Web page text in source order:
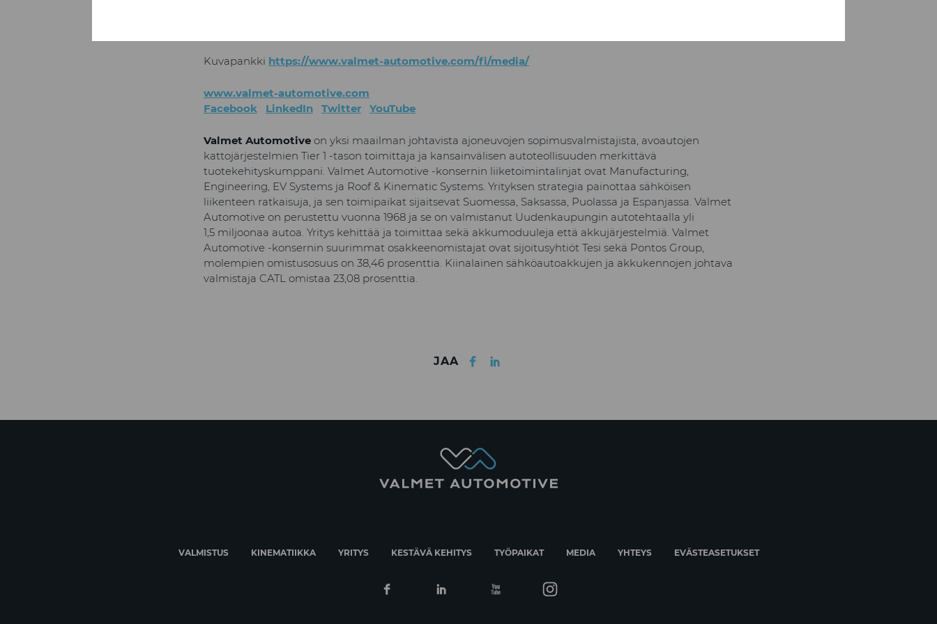
Kuvapankki https://www.valmet-automotive.com/fi/media/
www.valmet-automotive.com
Facebook
LinkedIn Twitter YouTube
Valmet Automotive on yksi maailman johtavista ajoneuvojen sopimusvalmistajista, avoautojen
kattojärjestelmien Tier 1 -tason toimittaja ja kansainvälisen autoteollisuuden merkittävä
tuotekehityskumppani. Valmet Automotive -konsernin liiketoimintalinjat ovat Manufacturing,
Engineering, EV Systems ja Roof & Kinematic Systems. Yrityksen strategia painottaa sähköisen
liikenteen ratkaisuja, ja sen toimipaikat sijaitsevat Suomessa, Saksassa, Puolassa ja Espanjassa. Valmet
Automotive on perustettu vuonna 1968 ja se on valmistanut Uudenkaupungin autotehtaalla yli
1,5 miljoonaa autoa. Yritys kehittää ja toimittaa sekä akkumoduuleja että akkujärjestelmiä. Valmet
Automotive -konsernin suurimmat osakkeenomistajat ovat sijoitusyhtiöt Tesi sekä Pontos Group,
molempien omistusosuus on 38,46 prosenttia. Kiinalainen sähköautoakkujen ja akkukennojen johtava
valmistaja CATL omistaa 23,08 prosenttia.
JAA
VALMISTUS KINEMATIIKKA YRITYS KESTÄVÄ KEHITYS TYÖPAIKAT MEDIA YHTEYS EVÄSTEASETUKSET
Facebook Linkedin Youtube